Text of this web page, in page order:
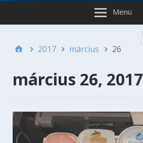
Menü
2017 március 26
március 26, 2017